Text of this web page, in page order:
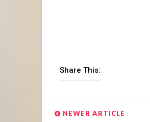
Share This:
NEWER ARTICLE